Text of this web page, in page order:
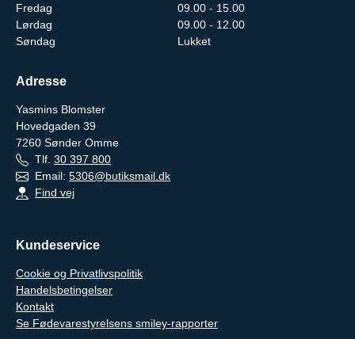
Fredag
09.00 - 15.00
Lørdag
09.00 - 12.00
Søndag
Lukket
Adresse
Yasmins Blomster
Hovedgaden 39
7260 Sønder Omme
Tlf. 30 397 800
Email: 5306@butiksmail.dk
Find vej
Kundeservice
Cookie og Privatlivspolitik
Handelsbetingelser
Kontakt
Se Fødevarestyrelsens smiley-rapporter